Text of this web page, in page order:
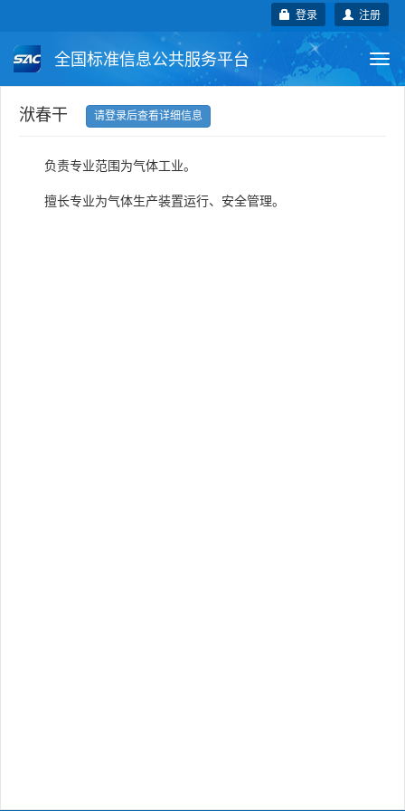
注册
登录
全国标准信息公共服务平台
国家标准 行业标准
国外标准 技术委员会
洑春干 请登录后查看详细信息
负责专业范围为气体工业。
擅长专业为气体生产装置运行、安全管理。